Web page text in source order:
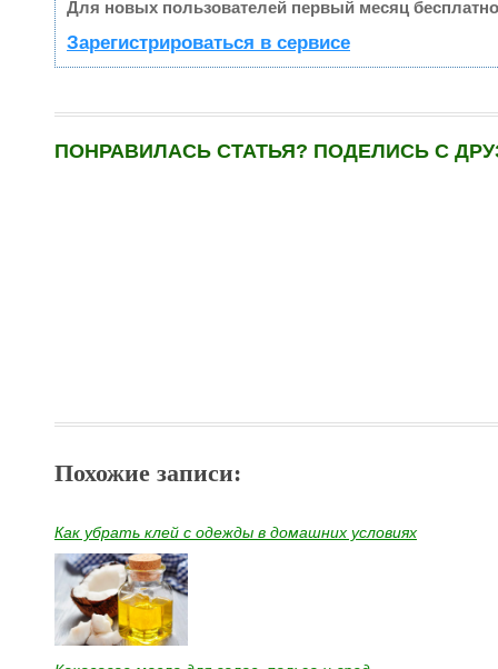
Для новых пользователей первый месяц
Зарегистрироваться в сервисе
ПОНРАВИЛАСЬ СТАТЬЯ? ПОДЕЛИСЬ С
Похожие записи:
Как убрать клей с одежды в домашних условиях